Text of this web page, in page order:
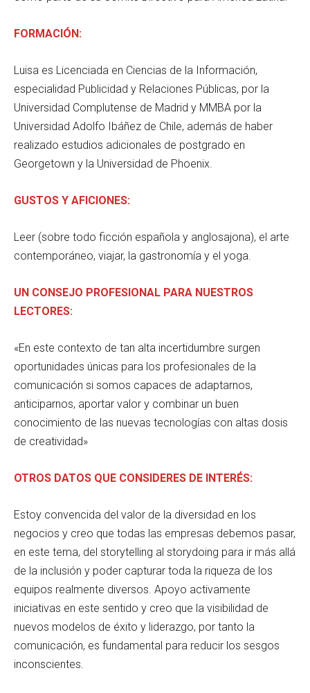
FORMACIÓN:
Luisa es Licenciada en Ciencias de la Información,
especialidad Publicidad y Relaciones Públicas, por la
Universidad Complutense de Madrid y MMBA por la
Universidad Adolfo Ibáñez de Chile, además de haber
realizado estudios adicionales de postgrado en
Georgetown y la Universidad de Phoenix.
GUSTOS Y AFICIONES:
Leer (sobre todo ficción española y anglosajona), el arte
contemporáneo, viajar, la gastronomía y el yoga.
UN CONSEJO PROFESIONAL PARA NUESTROS
LECTORES:
«En este contexto de tan alta incertidumbre surgen
oportunidades únicas para los profesionales de la
comunicación si somos capaces de adaptarnos,
anticiparnos, aportar valor y combinar un buen
conocimiento de las nuevas tecnologías con altas dosis
de creatividad»
OTROS DATOS QUE CONSIDERES DE INTERÉS:
Estoy convencida del valor de la diversidad en los
negocios y creo que todas las empresas debemos pasar,
en este tema, del storytelling al storydoing para ir más allá
de la inclusión y poder capturar toda la riqueza de los
equipos realmente diversos. Apoyo activamente
iniciativas en este sentido y creo que la visibilidad de
nuevos modelos de éxito y liderazgo, por tanto la
comunicación, es fundamental para reducir los sesgos
inconscientes.